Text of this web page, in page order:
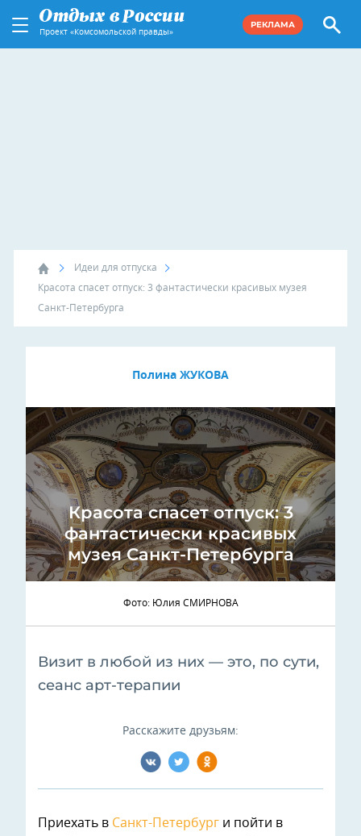
Проект «Комсомольской правды»
РЕКЛАМА
Идеи для отпуска
Красота спасет отпуск: 3 фантастически красивых музея
Санкт-Петербурга
Полина ЖУКОВА
Красота спасет отпуск: 3
фантастически красивых
музея Санкт-Петербурга
Фото: Юлия СМИРНОВА
Визит в любой из них — это, по сути,
сеанс арт-терапии
Расскажите друзьям:
Приехать в Санкт-Петербург и пойти в